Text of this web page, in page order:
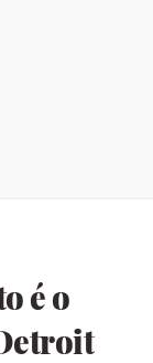
é o